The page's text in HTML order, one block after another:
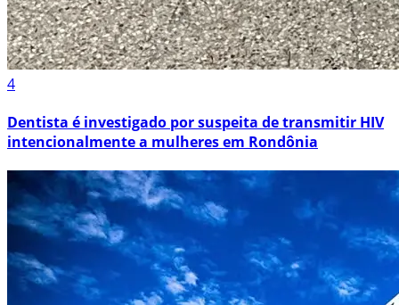
4
Dentista é investigado por suspeita de transmitir HIV
intencionalmente a mulheres em Rondônia